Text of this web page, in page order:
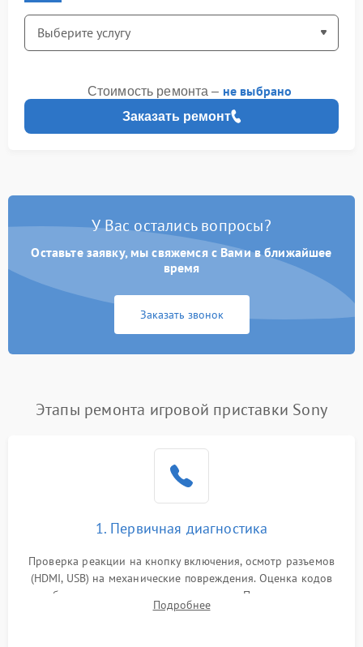
Заказать ремонт
Стоимость ремонта – не выбрано
У Вас остались вопросы?
Оставьте заявку, мы свяжемся с Вами в ближайшее
время
Заказать звонок
Этапы ремонта игровой приставки Sony
1. Первичная диагностика
Проверка реакции на кнопку включения, осмотр разъемов
(HDMI, USB) на механические повреждения. Оценка кодов
ошибок на экране или по индикаторам. Проверка чтения
дисков, работы геймпадов и наличия гарантийных пломб.
Подробнее